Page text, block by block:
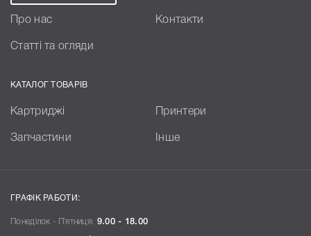
Про нас Контакти
Статті та огляди
КАТАЛОГ ТОВАРІВ
Картриджі Принтери
Запчастини Інше
ГРАФІК РАБОТИ:
Понеділок - П`ятниця: 9.00 - 18.00